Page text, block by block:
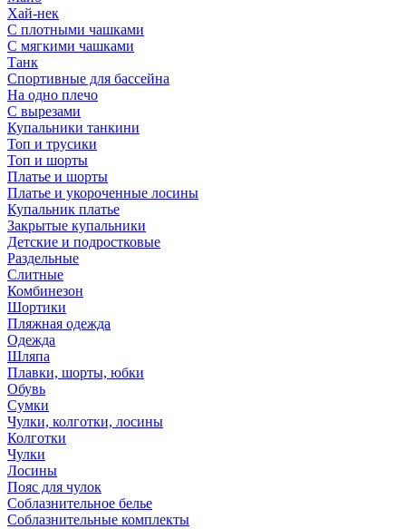
Хай-нек
С плотными чашками
С мягкими чашками
Танк
Спортивные для бассейна
На одно плечо
С вырезами
Купальники танкини
Топ и трусики
Топ и шорты
Платье и шорты
Платье и укороченные лосины
Купальник платье
Закрытые купальники
Детские и подростковые
Раздельные
Слитные
Комбинезон
Шортики
Пляжная одежда
Одежда
Шляпа
Плавки, шорты, юбки
Обувь
Сумки
Чулки, колготки, лосины
Колготки
Чулки
Лосины
Пояс для чулок
Соблазнительное белье
Соблазнительные комплекты